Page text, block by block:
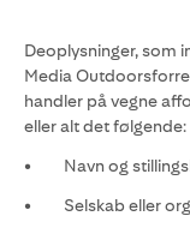
Deoplysninger, som
Media
handler på vegne
eller alt det følgende:
• Navn og
• Selskab eller